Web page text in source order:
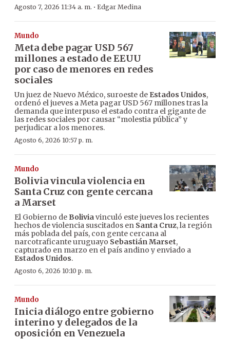
Agosto 7, 2026 11:34 a. m. · Edgar Medina
Mundo
Meta debe pagar USD 567
millones a estado de EEUU
por caso de menores en redes
sociales
Un juez de Nuevo México, suroeste de Estados Unidos,
ordenó el jueves a Meta pagar USD 567 millones tras la
demanda que interpuso el estado contra el gigante de
las redes sociales por causar “molestia pública” y
perjudicar a los menores.
Agosto 6, 2026 10:57 p. m.
Mundo
Bolivia vincula violencia en
Santa Cruz con gente cercana
a Marset
El Gobierno de Boliviavinculó este jueves los recientes
hechos de violencia suscitados en Santa Cruz, la región
más poblada del país, con gente cercana al
narcotraficante uruguayo Sebastián Marset,
capturado en marzo en el país andino y enviado a
Estados Unidos.
Agosto 6, 2026 10:10 p. m.
Mundo
Inicia diálogo entre gobierno
interino y delegados de la
oposición en Venezuela